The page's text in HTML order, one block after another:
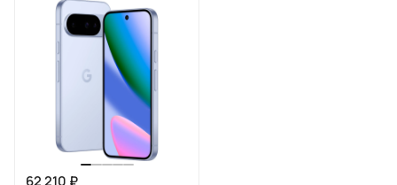
62 210 ₽